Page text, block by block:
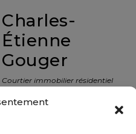
Charles-
Étienne
Gouger
Courtier immobilier résidentiel